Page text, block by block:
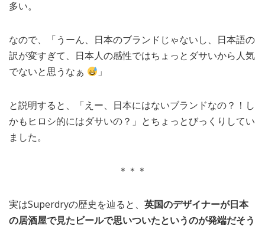
多い。
なので、「うーん、日本のブランドじゃないし、日本語の
訳が変すぎて、日本人の感性ではちょっとダサいから人気
でないと思うなぁ
」
と説明すると、「えー、日本にはないブランドなの？！し
かもヒロシ的にはダサいの？」とちょっとびっくりしてい
ました。
＊＊＊
実はSuperdryの歴史を辿ると、 英国のデザイナーが日本
の居酒屋で見たビールで思いついたというのが発端だそう